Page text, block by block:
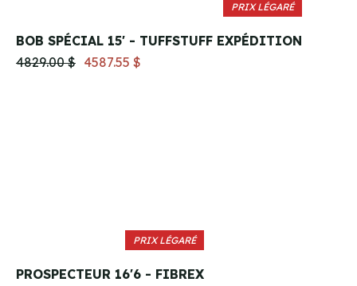
PRIX LÉGARÉ
BOB SPÉCIAL 15' - TUFFSTUFF EXPÉDITION
4829.00 $ 4587.55 $
PRIX LÉGARÉ
PROSPECTEUR 16'6 - FIBREX